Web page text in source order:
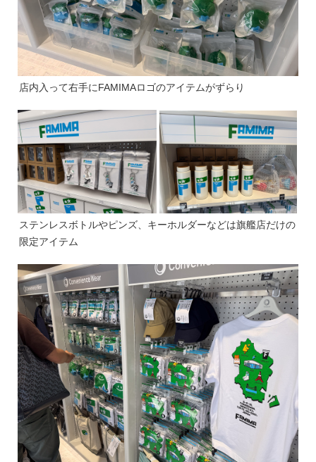
店内入って右手にFAMIMAロゴのアイテムがずらり
ステンレスボトルやピンズ、キーホルダーなどは旗艦店だけの
限定アイテム